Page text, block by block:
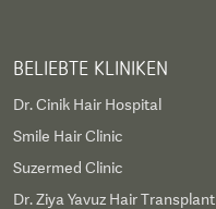
BELIEBTE KLINIKEN
Dr. Cinik Hair Hospital
Smile Hair Clinic
Suzermed Clinic
Dr. Ziya Yavuz Hair Transplant